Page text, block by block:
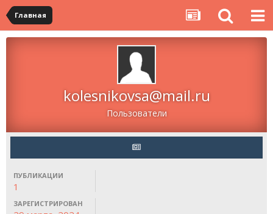
Главная
kolesnikovsa@mail.ru
Пользователи
ПУБЛИКАЦИИ
1
ЗАРЕГИСТРИРОВАН